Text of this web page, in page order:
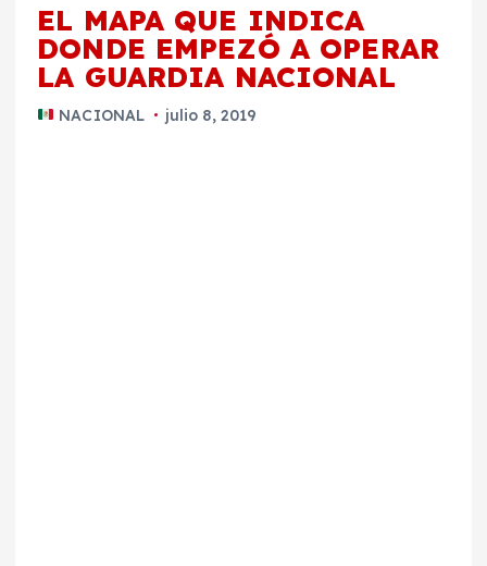
EL MAPA QUE INDICA
DONDE EMPEZÓ A OPERAR
LA GUARDIA NACIONAL
NACIONAL julio 8, 2019